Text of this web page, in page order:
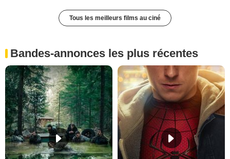
Tous les meilleurs films au ciné
Bandes-annonces les plus récentes